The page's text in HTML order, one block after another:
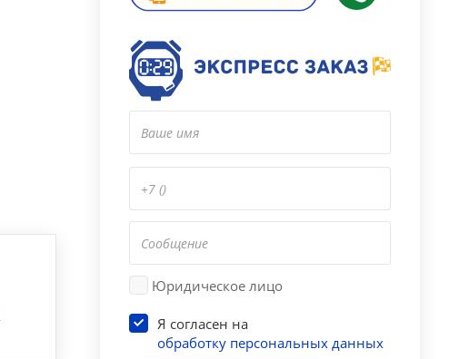
Юридическое лицо
Я согласен на
обработку персональных данных